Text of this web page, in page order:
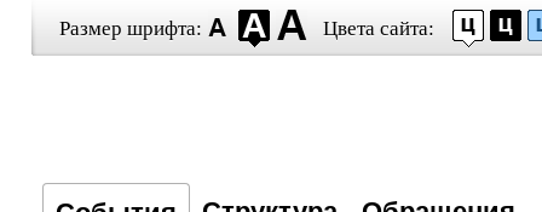
Размер шрифта: Цвета сайта: